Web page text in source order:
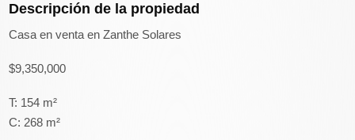
Descripción de la propiedad
Casa en venta en Zanthe Solares
$9,350,000
T: 154 m²
C: 268 m²